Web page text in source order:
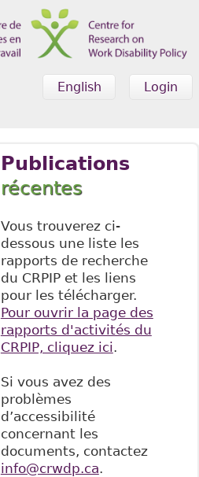
Login
English
Publications
récentes
Vous trouverez ci-
dessous une liste les
rapports de recherche
du CRPIP et les liens
pour les télécharger.
Pour ouvrir la page des
rapports d'activités du
CRPIP, cliquez ici.
Si vous avez des
problèmes
d’accessibilité
concernant les
documents, contactez
info@crwdp.ca.